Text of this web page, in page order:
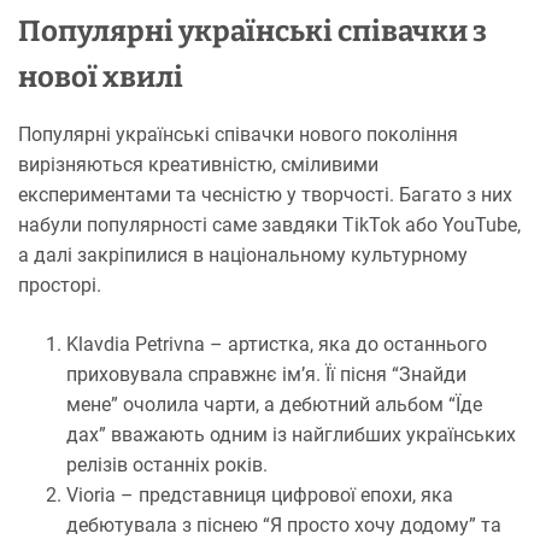
Популярні українські співачки з
нової хвилі
Популярні українські співачки нового покоління
вирізняються креативністю, сміливими
експериментами та чесністю у творчості. Багато з них
набули популярності саме завдяки TikTok або YouTube,
а далі закріпилися в національному культурному
просторі.
Klavdia Petrivna – артистка, яка до останнього
приховувала справжнє ім’я. Її пісня “Знайди
мене” очолила чарти, а дебютний альбом “Їде
дах” вважають одним із найглибших українських
релізів останніх років.
Vioria – представниця цифрової епохи, яка
дебютувала з піснею “Я просто хочу додому” та